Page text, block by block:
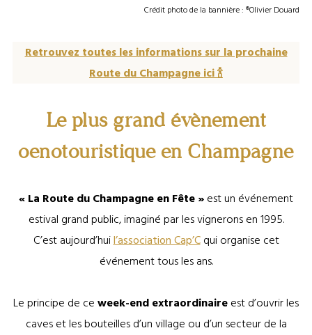
Crédit photo de la bannière : ®Olivier Douard
Retrouvez toutes les informations sur la prochaine
Route du Champagne ici 🍾
Le plus grand évènement
oenotouristique en Champagne
« La Route du Champagne en Fête »est un événement
estival grand public, imaginé par les vignerons en 1995.
C’est aujourd’huil’association Cap’Cqui organise cet
événement tous les ans.
Le principe de ceweek-end extraordinaireest d’ouvrir les
caves et les bouteilles d’un village ou d’un secteur de la